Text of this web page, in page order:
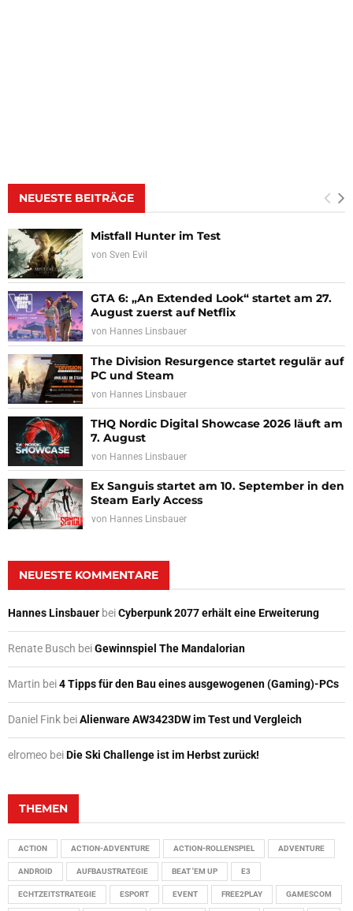
NEUESTE BEITRÄGE
Mistfall Hunter im Test
von Sven Evil
GTA 6: „An Extended Look“ startet am 27.
August zuerst auf Netflix
von Hannes Linsbauer
The Division Resurgence startet regulär auf
PC und Steam
von Hannes Linsbauer
THQ Nordic Digital Showcase 2026 läuft am
7. August
von Hannes Linsbauer
Ex Sanguis startet am 10. September in den
Steam Early Access
von Hannes Linsbauer
NEUESTE KOMMENTARE
Hannes Linsbauer beiCyberpunk 2077 erhält eine Erweiterung
Renate Busch beiGewinnspiel The Mandalorian
Martin bei4 Tipps für den Bau eines ausgewogenen (Gaming)-PCs
Daniel Fink beiAlienware AW3423DW im Test und Vergleich
elromeo beiDie Ski Challenge ist im Herbst zurück!
THEMEN
ACTION ACTION-ADVENTURE ACTION-ROLLENSPIEL ADVENTURE
ANDROID AUFBAUSTRATEGIE BEAT 'EM UP E3
ECHTZEITSTRATEGIE ESPORT EVENT FREE2PLAY GAMESCOM